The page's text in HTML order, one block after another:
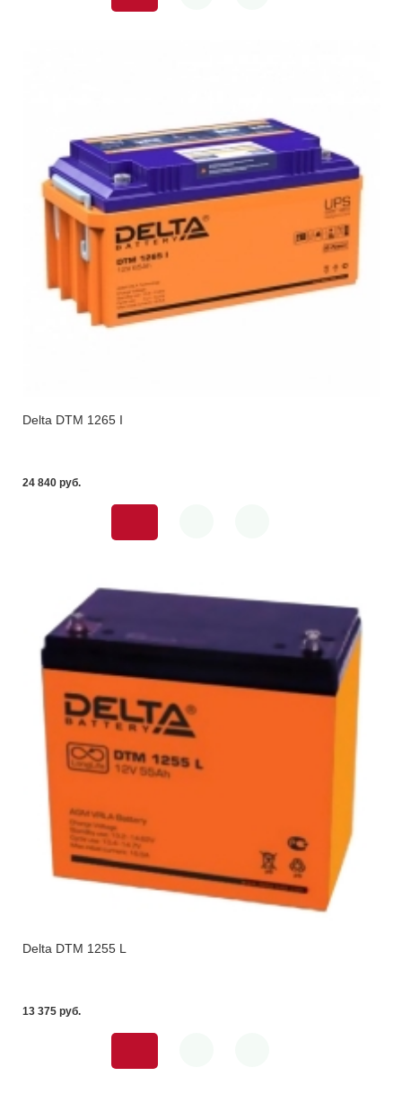
Delta DTM 1265 I
24 840 pуб.
Delta DTM 1255 L
13 375 pуб.